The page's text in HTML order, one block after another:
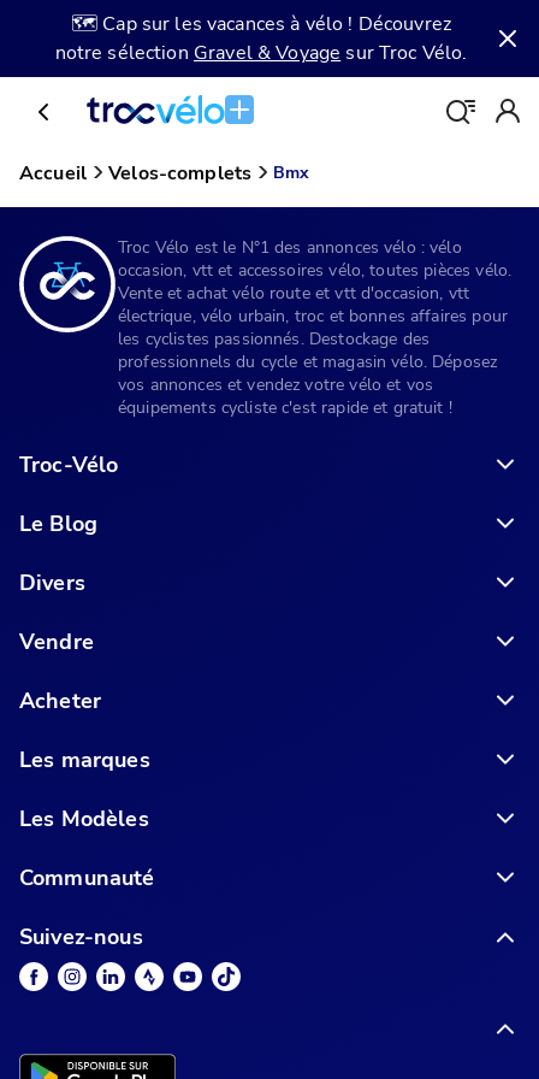
🗺️ Cap sur les vacances à vélo ! Découvrez
notre sélection Gravel & Voyage sur Troc Vélo.
Accueil Velos-complets Bmx
Troc Vélo est le N°1 des annonces vélo : vélo
occasion, vtt et accessoires vélo, toutes pièces vélo.
Vente et achat vélo route et vtt d'occasion, vtt
électrique, vélo urbain, troc et bonnes affaires pour
les cyclistes passionnés. Destockage des
professionnels du cycle et magasin vélo. Déposez
vos annonces et vendez votre vélo et vos
équipements cycliste c'est rapide et gratuit !
Troc-Vélo
Le Blog
Divers
Vendre
Acheter
Les marques
Les Modèles
Communauté
Suivez-nous